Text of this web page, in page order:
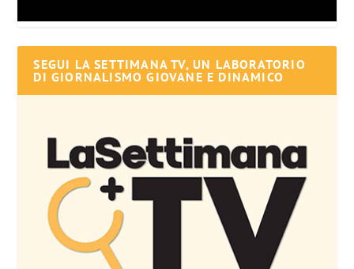
SEGUI LA SETTIMANA TV, UN LABORATORIO
DI GIORNALISMO GIOVANE E DINAMICO